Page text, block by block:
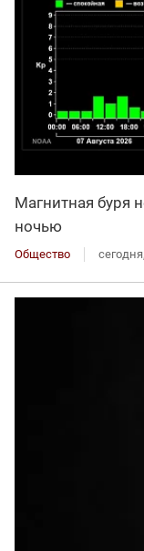
Магнитная буря
ночью
Общество